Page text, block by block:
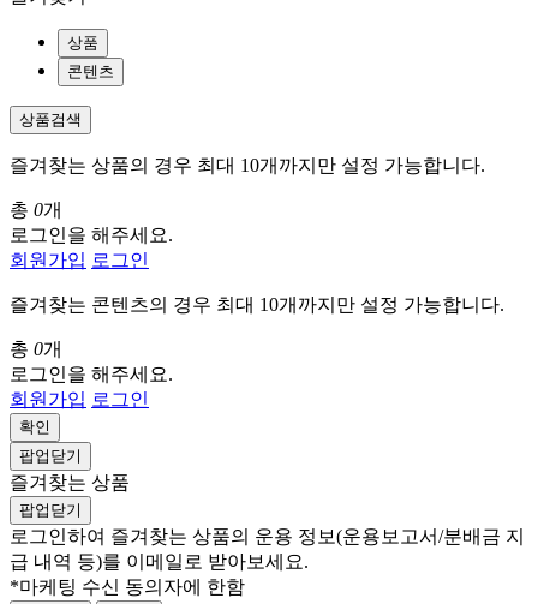
상품
콘텐츠
상품검색
즐겨찾는 상품의 경우 최대 10개까지만 설정 가능합니다.
총 0개
로그인을 해주세요.
회원가입 로그인
즐겨찾는 콘텐츠의 경우 최대 10개까지만 설정 가능합니다.
총 0개
로그인을 해주세요.
회원가입 로그인
확인
팝업닫기
즐겨찾는 상품
팝업닫기
로그인하여 즐겨찾는 상품의 운용 정보(운용보고서/분배금 지
급 내역 등)를 이메일로 받아보세요.
*마케팅 수신 동의자에 한함